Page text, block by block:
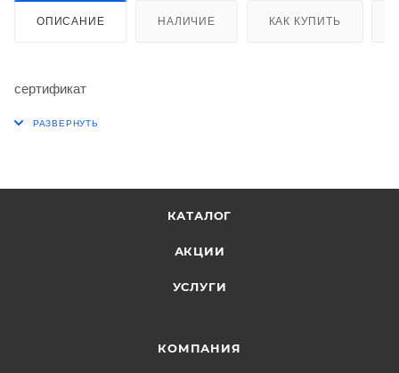
ОПИСАНИЕ НАЛИЧИЕ КАК КУПИТЬ
сертификат
КАТАЛОГ
АКЦИИ
УСЛУГИ
КОМПАНИЯ